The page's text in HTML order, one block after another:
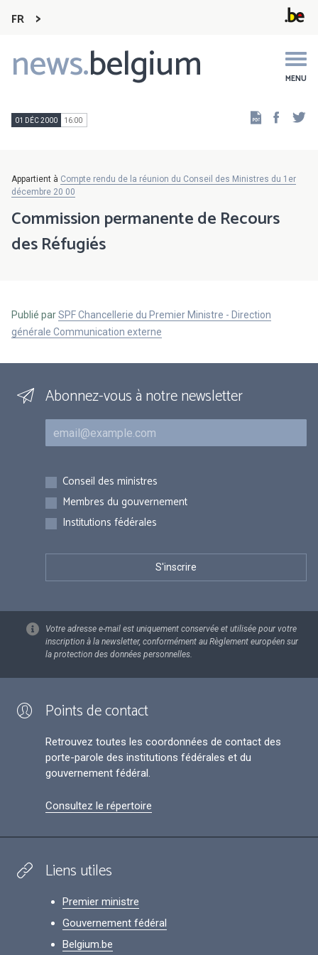
FR
news.belgium MENU
Main
navigation
01 DÉC 2000 16:00
Appartient à Compte rendu de la réunion du Conseil des Ministres du 1er
décembre 20 00
Commission permanente de Recours
des Réfugiés
Publié parSPF Chancellerie du Premier Ministre - Direction
générale Communication externe
Abonnez-vous à notre newsletter
Courriel
Inscriptions
Conseil des ministres
Membres du gouvernement
Institutions fédérales
Votre adresse e-mail est uniquement conservée et utilisée pour votre
inscription à la newsletter, conformément au Règlement européen sur
la protection des données personnelles.
Points de contact
Retrouvez toutes les coordonnées de contact des
porte-parole des institutions fédérales et du
gouvernement fédéral.
Consultez le répertoire
Liens utiles
Premier ministre
Gouvernement fédéral
Belgium.be